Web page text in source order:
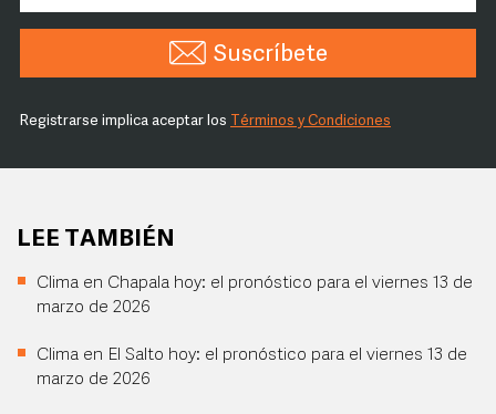
Suscríbete
Registrarse implica aceptar los Términos y Condiciones
LEE TAMBIÉN
Clima en Chapala hoy: el pronóstico para el viernes 13 de
marzo de 2026
Clima en El Salto hoy: el pronóstico para el viernes 13 de
marzo de 2026